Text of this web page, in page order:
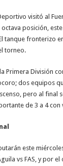
visitó al
posición,
tanque fronterizo
torneo.
Primera División
dos equipos
pero al final
de 3 a 4
este
vs FAS, y por